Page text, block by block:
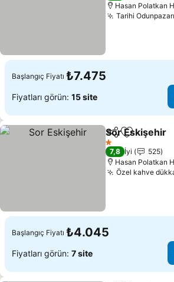
Hasan Polatkan
Tarihi
Başlangıç Fiyatı ₺7.475
Fiyatları görün: 15 site
Paylaş
Sor Eskişehir
1 Yıldız
7,8 İyi
525
Hasan Polatkan
Özel kahve
Başlangıç Fiyatı ₺4.045
Fiyatları görün: 7 site